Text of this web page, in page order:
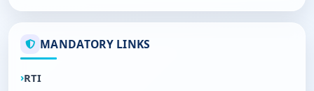
MANDATORY LINKS
RTI